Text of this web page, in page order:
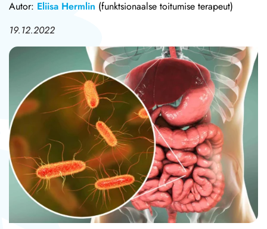
Autor: Eliisa Hermlin (funktsionaalse toitumise terapeut)
19.12.2022